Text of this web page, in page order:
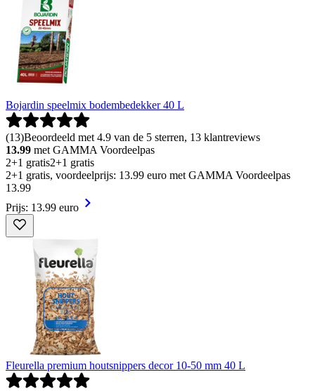
Bojardin speelmix bodembedekker 40 L
(13)Beoordeeld met 4.9 van de 5 sterren, 13 klantreviews
13.99 met GAMMA Voordeelpas
2+1 gratis2+1 gratis
2+1 gratis, voordeelprijs: 13.99 euro met GAMMA Voordeelpas
13.99
Prijs: 13.99 euro
Fleurella premium houtsnippers decor 10-50 mm 40 L